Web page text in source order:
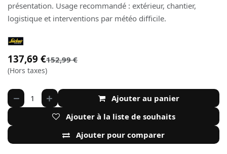
présentation. Usage recommandé : extérieur, chantier,
logistique et interventions par météo difficile.
137,69 €152,99€
(Hors taxes)
Ajouter au panier
Ajouter pour comparer
Ajouter à la liste de souhaits